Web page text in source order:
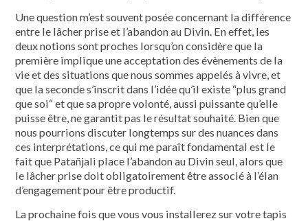
Une question m’est souvent posée concernant la différence
entre le lâcher prise et l’abandon au Divin. En effet, les
deux notions sont proches lorsqu’on considère que la
première implique une acceptation des évènements de la
vie et des situations que nous sommes appelés à vivre, et
que la seconde s’inscrit dans l’idée qu’il existe “plus grand
que soi“ et que sa propre volonté, aussi puissante qu’elle
puisse être, ne garantit pas le résultat souhaité. Bien que
nous pourrions discuter longtemps sur des nuances dans
ces interprétations, ce qui me paraît fondamental est le
fait que Patañjali place l’abandon au Divin seul, alors que
le lâcher prise doit obligatoirement être associé à l’élan
d’engagement pour être productif.
La prochaine fois que vous vous installerez sur votre tapis